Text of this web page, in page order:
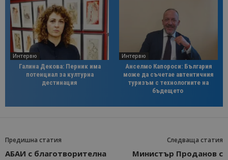
Интервю
Галина Декова: Перник има
потенциал за културна
дестинация
Интервю
Анселмо Капороси: България
може да съчетае автентичния
туризъм с технологиите на
бъдещето
Предишна статия
АБАИ с благотворителна
Следваща статия
Министър Проданов с